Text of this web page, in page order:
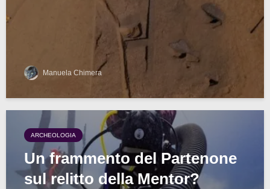
Manuela Chimera
ARCHEOLOGIA
Un frammento del Partenone
sul relitto della Mentor?